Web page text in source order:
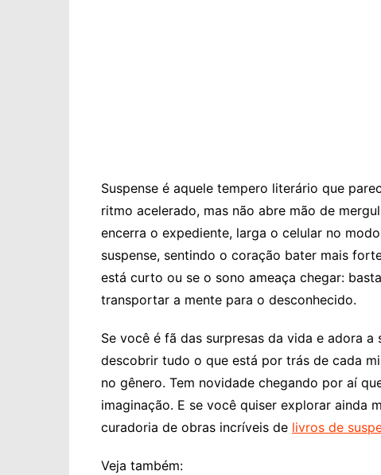
Suspense é aquele tempero literário que
ritmo acelerado, mas não abre mão de
encerra o expediente, larga o celular no
suspense, sentindo o coração bater mais
está curto ou se o sono ameaça chegar:
transportar a mente para o desconhecido.
Se você é fã das surpresas da vida e adora
descobrir tudo o que está por trás de cada
no gênero. Tem novidade chegando por aí
imaginação. E se você quiser explorar ainda
curadoria de obras incríveis de livros de
Veja também: